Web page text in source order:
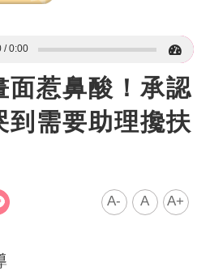
0:00
面惹鼻酸！承認
需要助理攙扶
A- A A+